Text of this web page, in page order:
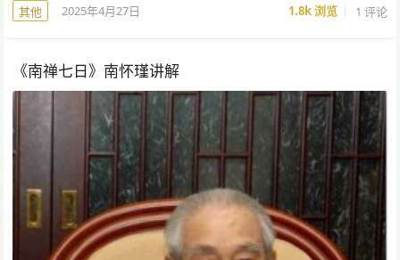
其他 2025年4月27日 1.8k浏览 1 评论
《南禅七日》南怀瑾讲解